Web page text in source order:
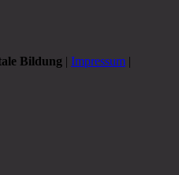
Bildung | Impressum |